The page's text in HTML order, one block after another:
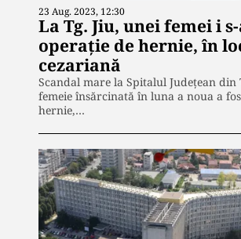
23 Aug. 2023, 12:30
La Tg. Jiu, unei femei i
operație de hernie, în
cezariană
Scandal mare la Spitalul Județean din
femeie însărcinată în luna a noua a
hernie,…